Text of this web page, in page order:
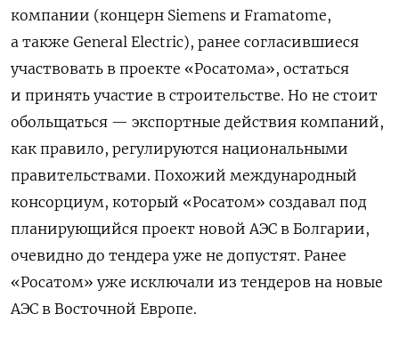
компании (концерн Siemens и Framatome,
а также General Electric), ранее согласившиеся
участвовать в проекте «Росатома», остаться
и принять участие в строительстве. Но не стоит
обольщаться — экспортные действия компаний,
как правило, регулируются национальными
правительствами. Похожий международный
консорциум, который «Росатом» создавал под
планирующийся проект новой АЭС в Болгарии,
очевидно до тендера уже не допустят. Ранее
«Росатом» уже исключали из тендеров на новые
АЭС в Восточной Европе.